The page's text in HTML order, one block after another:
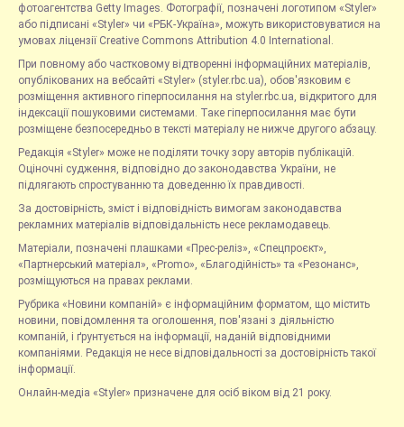
фотоагентства Getty Images. Фотографії, позначені логотипом «Styler»
або підписані «Styler» чи «РБК-Україна», можуть використовуватися на
умовах ліцензії Creative Commons Attribution 4.0 International.
При повному або частковому відтворенні інформаційних матеріалів,
опублікованих на вебсайті «Styler» (styler.rbc.ua), обов'язковим є
розміщення активного гіперпосилання на styler.rbc.ua, відкритого для
індексації пошуковими системами. Таке гіперпосилання має бути
розміщене безпосередньо в тексті матеріалу не нижче другого абзацу.
Редакція «Styler» може не поділяти точку зору авторів публікацій.
Оціночні судження, відповідно до законодавства України, не
підлягають спростуванню та доведенню їх правдивості.
За достовірність, зміст і відповідність вимогам законодавства
рекламних матеріалів відповідальність несе рекламодавець.
Матеріали, позначені плашками «Прес-реліз», «Спецпроєкт»,
«Партнерський матеріал», «Promo», «Благодійність» та «Резонанс»,
розміщуються на правах реклами.
Рубрика «Новини компаній» є інформаційним форматом, що містить
новини, повідомлення та оголошення, пов'язані з діяльністю
компаній, і ґрунтується на інформації, наданій відповідними
компаніями. Редакція не несе відповідальності за достовірність такої
інформації.
Онлайн-медіа «Styler» призначене для осіб віком від 21 року.